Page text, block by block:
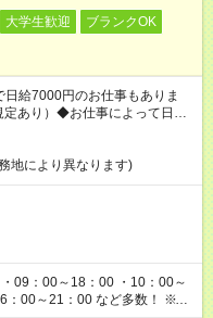
大学生歓迎
ブランクOK
給7000円のお仕事もありま
あり）◆お仕事によって日給も
地により異なります)
09：00～18：00 ・10：00～
00 など多数！ ※お